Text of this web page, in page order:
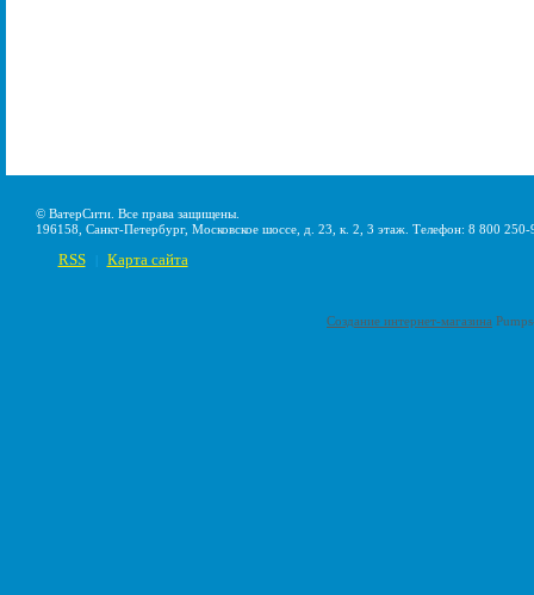
© ВатерСити. Все права защищены.
196158, Санкт-Петербург, Московское шоссе, д. 23, к. 2, 3 этаж. Телефон: 8 800
RSS Карта сайта
Создание интернет-магазина